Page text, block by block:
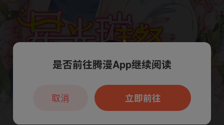
本章节仅支持App阅读，可打开App新用
户7天免费看
是否前往腾漫App继续阅读
立即前往
取消